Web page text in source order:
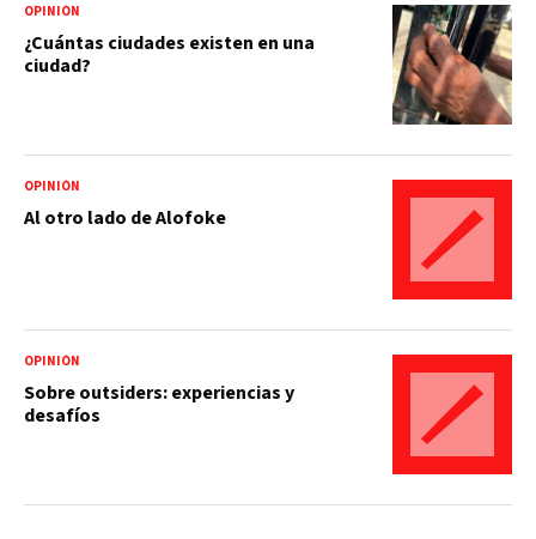
OPINIÓN
¿Cuántas ciudades existen en una
ciudad?
OPINIÓN
Al otro lado de Alofoke
OPINIÓN
Sobre outsiders: experiencias y
desafíos